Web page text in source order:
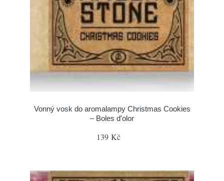
Vonný vosk do aromalampy Christmas Cookies
– Boles d'olor
139 Kč